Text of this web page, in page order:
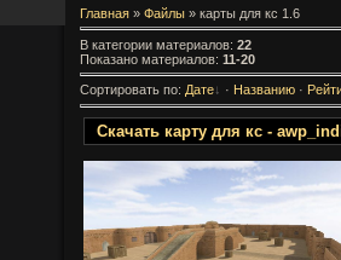
Главная » Файлы » карты для кс 1.6
В категории материалов: 22
Показано материалов: 11-20
Сортировать по: Дате · Названию ·
Скачать карту для кс -